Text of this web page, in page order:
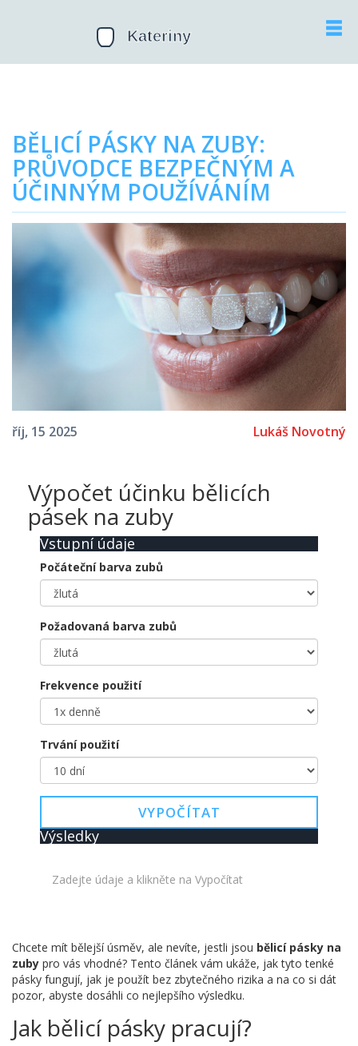
BĚLICÍ PÁSKY NA ZUBY:
PRŮVODCE BEZPEČNÝM A
ÚČINNÝM POUŽÍVÁNÍM
říj, 15 2025 Lukáš Novotný
Výpočet účinku bělicích
pásek na zuby
Vstupní údaje
Počáteční barva zubů
Požadovaná barva zubů
Frekvence použití
Trvání použití
VYPOČÍTAT
Výsledky
Zadejte údaje a klikněte na Vypočítat
Chcete mít bělejší úsměv, ale nevíte, jestli jsou bělicí pásky na
zuby pro vás vhodné? Tento článek vám ukáže, jak tyto tenké
pásky fungují, jak je použít bez zbytečného rizika a na co si dát
pozor, abyste dosáhli co nejlepšího výsledku.
Jak bělicí pásky pracují?